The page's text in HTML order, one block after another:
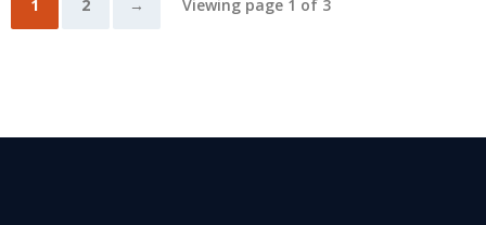
1 2 → Viewing page 1 of 3